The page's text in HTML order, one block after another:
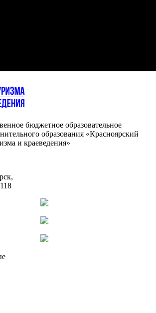
бюджетное образовательное
образования «Красноярский
и краеведения»